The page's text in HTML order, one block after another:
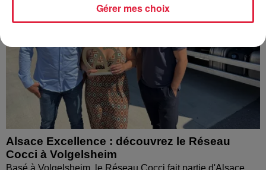
Alsace Excellence : découvrez le Réseau
Cocci à Volgelsheim
Gérer mes choix